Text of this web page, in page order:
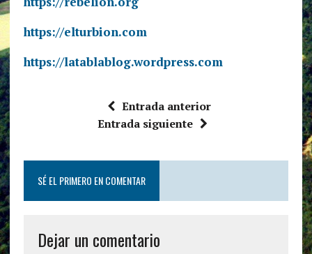
https://elturbion.com
https://latablablog.wordpress.com
Entrada anterior
Entrada siguiente
SÉ EL PRIMERO EN COMENTAR
Dejar un comentario